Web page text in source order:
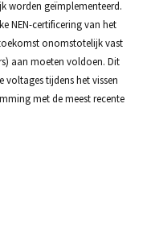
worden geïmplementeerd.
NEN-certificering van het
onomstotelijk vast
aan moeten voldoen. Dit
voltages tijdens het vissen
met de meest recente